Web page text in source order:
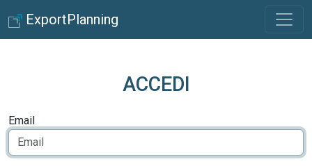
ExportPlanning
ACCEDI
Email